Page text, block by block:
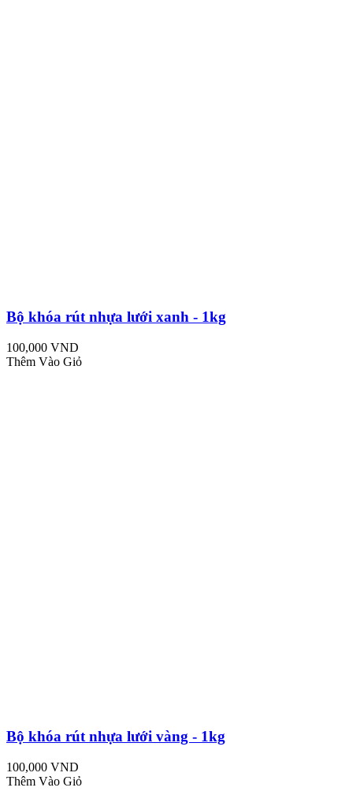
Bộ khóa rút nhựa lưới xanh - 1kg
100,000 VND
Thêm Vào Giỏ
Bộ khóa rút nhựa lưới vàng - 1kg
100,000 VND
Thêm Vào Giỏ